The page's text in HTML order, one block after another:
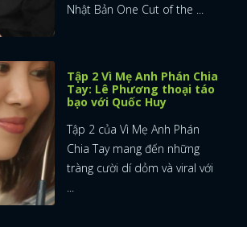
Nhật Bản One Cut of the ...
Tập 2 Vì Mẹ Anh Phán Chia
Tay: Lê Phương thoại táo
bạo với Quốc Huy
Tập 2 của Vì Mẹ Anh Phán
Chia Tay mang đến những
tràng cười dí dỏm và viral với